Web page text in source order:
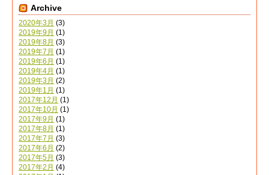
Archive
2020年3月 (3)
2019年9月 (1)
2019年8月 (3)
2019年7月 (1)
2019年6月 (1)
2019年4月 (1)
2019年3月 (2)
2019年1月 (1)
2017年12月 (1)
2017年10月 (1)
2017年9月 (1)
2017年8月 (1)
2017年7月 (3)
2017年6月 (2)
2017年5月 (3)
2017年2月 (4)